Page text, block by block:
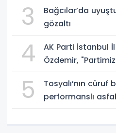
3
Bağcılar’da
gözaltı
4
AK Parti İstanbul
Özdemir,
5
Tosyalı’nın cüruf
performanslı